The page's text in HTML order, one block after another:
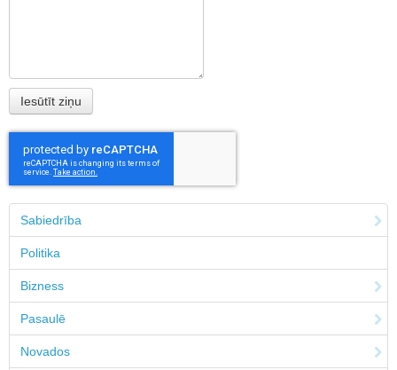
Sabiedrība
Politika
Bizness
Pasaulē
Novados